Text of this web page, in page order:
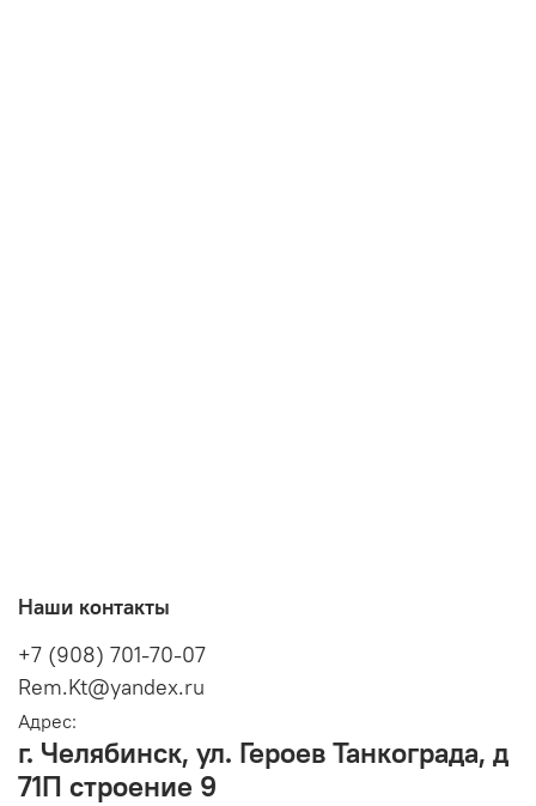
Наши контакты
+7 (908) 701-70-07
Rem.Kt@yandex.ru
Адрес:
г. Челябинск, ул. Героев Танкограда, д
71П строение 9